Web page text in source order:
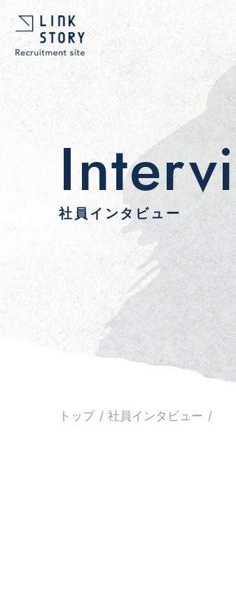
社員インタビュー
トップ 社員インタビュー